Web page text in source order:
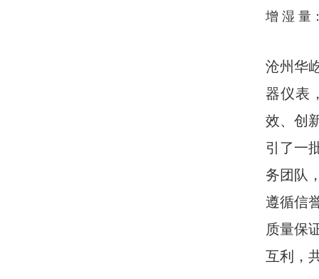
增 湿 量
沧州华
器仪表
效、创
引了一
务团队
遵循信
质量保
互利，